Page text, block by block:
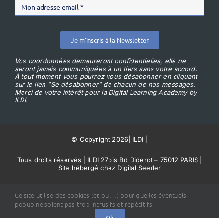
Je m'inscris à la Newsletter
Vos coordonnées demeureront confidentielles, elle ne
seront jamais communiquées à un tiers sans votre accord.
À tout moment vous pourrez vous désabonner en cliquant
sur le lien "Se désabonner" de chacun de nos messages.
Merci de votre intérêt pour la Digital Learning Academy by
ILDI.
© Copyright 2026 ILDI
Tous droits réservés | ILDI 27bis Bd Diderot – 75012 PARIS |
Site hébergé chez Digital Seeder
Ce site utilise des cookies (et oui…) pour que les éventuels
popup ne soient pas trop intrusifs et répétitifs.